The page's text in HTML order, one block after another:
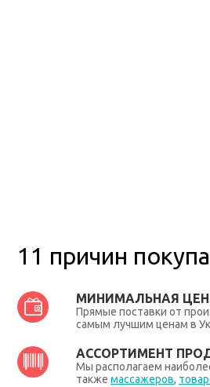
11 причин
МИНИМАЛЬНАЯ
Прямые поставки от
самым лучшим ценам в
АССОРТИМЕНТ
Мы располагаем
также массажеров,